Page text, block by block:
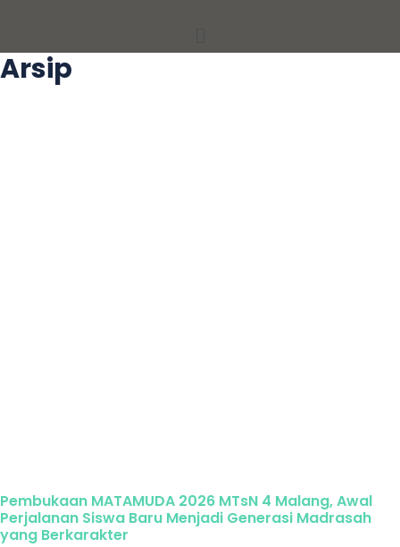
Arsip
Pembukaan MATAMUDA 2026 MTsN 4 Malang, Awal
Perjalanan Siswa Baru Menjadi Generasi Madrasah
yang Berkarakter